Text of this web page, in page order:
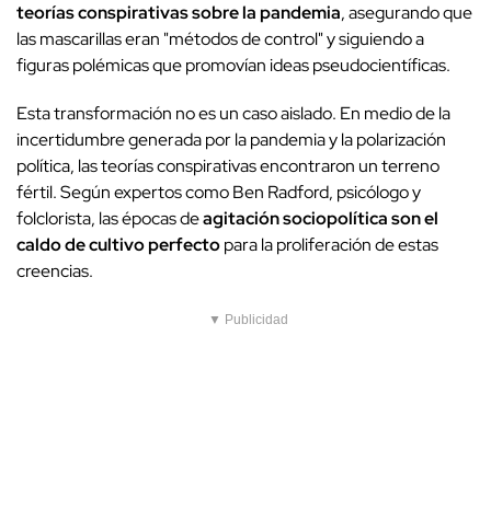
teorías conspirativas sobre la pandemia, asegurando que
las mascarillas eran "métodos de control" y siguiendo a
figuras polémicas que promovían ideas pseudocientíficas.
Esta transformación no es un caso aislado. En medio de la
incertidumbre generada por la pandemia y la polarización
política, las teorías conspirativas encontraron un terreno
fértil. Según expertos como Ben Radford, psicólogo y
folclorista, las épocas deagitación sociopolítica son el
caldo de cultivo perfectopara la proliferación de estas
creencias.
▼ Publicidad